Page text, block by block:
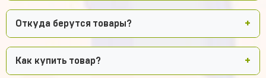
Откуда берутся товары?
Как купить товар?